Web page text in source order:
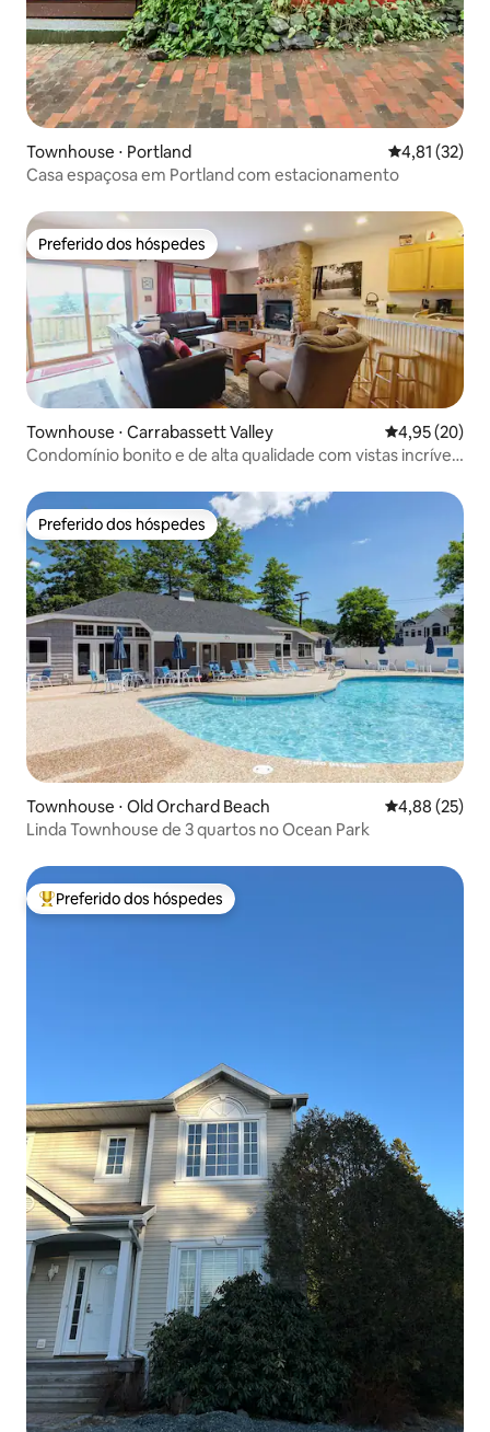
Townhouse ⋅ Portland 4,81 de uma
4,81 (32)
Casa espaçosa em Portland com estacionamento
Preferido dos hóspedes
Preferido dos hóspedes
Townhouse ⋅ Carrabassett Valley 4,95 de uma
4,95 (20)
Condomínio bonito e de alta qualidade com vistas incríveis
Preferido dos hóspedes
Preferido dos hóspedes
Townhouse ⋅ Old Orchard Beach 4,88 de uma
4,88 (25)
Linda Townhouse de 3 quartos no Ocean Park
Entre os melhores preferidos dos hóspedes
Preferido dos hóspedes